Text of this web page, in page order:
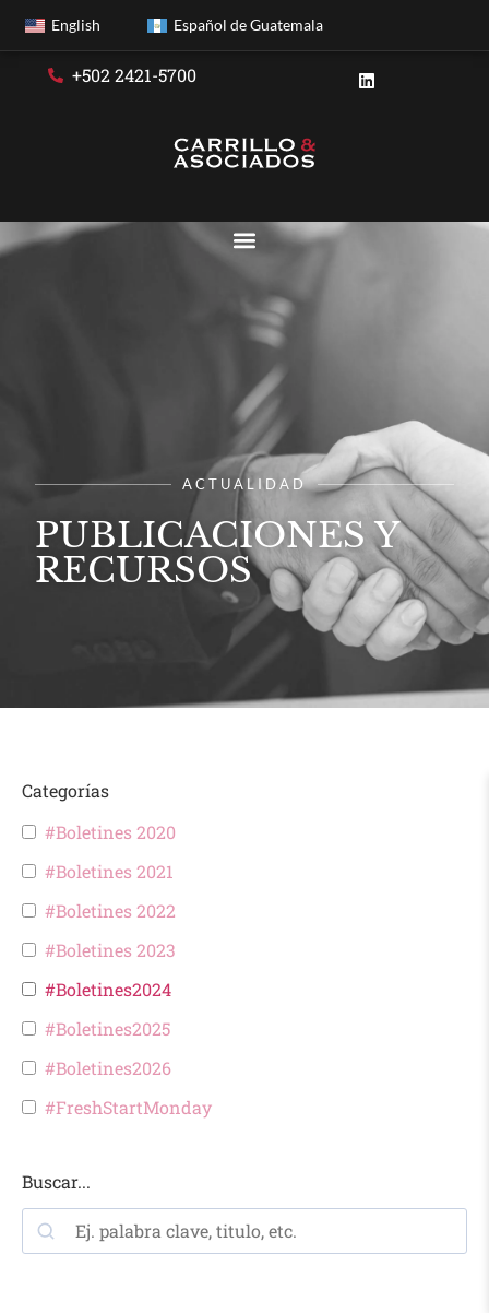
English Español de Guatemala
+502 2421-5700
ACTUALIDAD
PUBLICACIONES Y
RECURSOS
Categorías
#Boletines 2020
#Boletines 2021
#Boletines 2022
#Boletines 2023
#Boletines2024
#Boletines2025
#Boletines2026
#FreshStartMonday
Buscar...